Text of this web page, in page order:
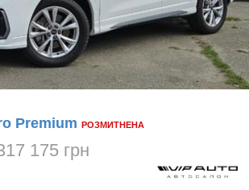
Premium РОЗМИТНЕНА
175 грн